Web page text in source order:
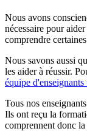
Nous avons
nécessaire pour
comprendre
Nous savons aussi
les aider à réussir.
équipe d'enseignants
Tous nos
Ils ont reçu la
comprennent donc